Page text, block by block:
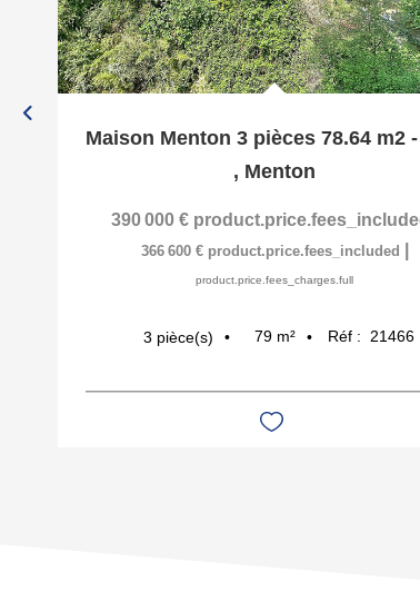
, Menton
390 000 €
366 600 € product.price.fees_included
product.price.fees_charges.full
3 pièce(s) 79 m² Réf : 21466